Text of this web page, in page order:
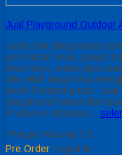
Jual Playground Outdoor
raedy kak playground
perosotan anak, panjat
drum besi, untuk pipa
info lebih lanjut bisa
kasih Related posts: Jual
playground taman
Produsen Wahana…
*Harga Hubungi CS
Pre Order / pgnd tk